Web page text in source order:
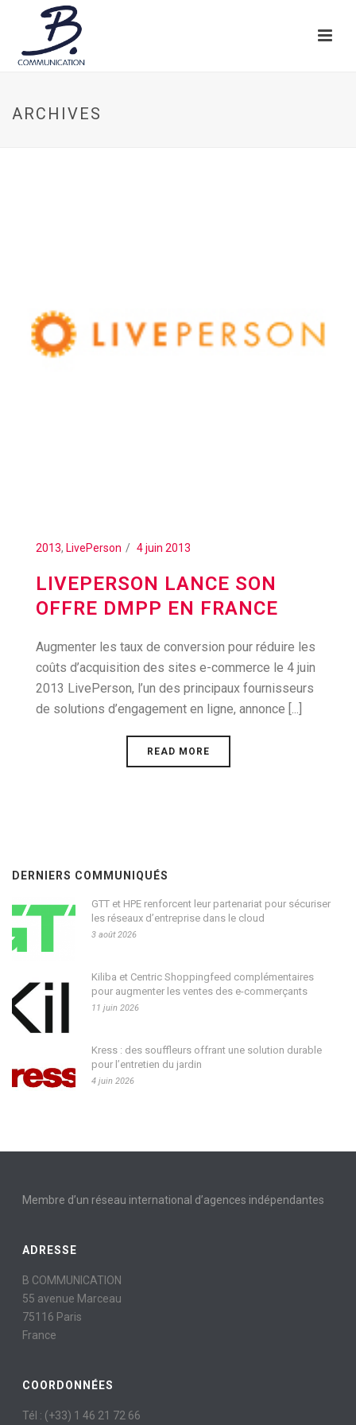
ARCHIVES
2013, LivePerson 4 juin 2013
LIVEPERSON LANCE SON
OFFRE DMPP EN FRANCE
Augmenter les taux de conversion pour réduire les
coûts d’acquisition des sites e-commerce le 4 juin
2013 LivePerson, l’un des principaux fournisseurs
de solutions d’engagement en ligne, annonce [...]
READ MORE
DERNIERS COMMUNIQUÉS
GTT et HPE renforcent leur partenariat pour sécuriser
les réseaux d’entreprise dans le cloud
3 août 2026
Kiliba et Centric Shoppingfeed complémentaires
pour augmenter les ventes des e-commerçants
11 juin 2026
Kress : des souffleurs offrant une solution durable
pour l’entretien du jardin
4 juin 2026
Membre d’un réseau international d’agences indépendantes
ADRESSE
B COMMUNICATION
55 avenue Marceau
75116 Paris
France
COORDONNÉES
Tél : (+33) 1 46 21 72 66